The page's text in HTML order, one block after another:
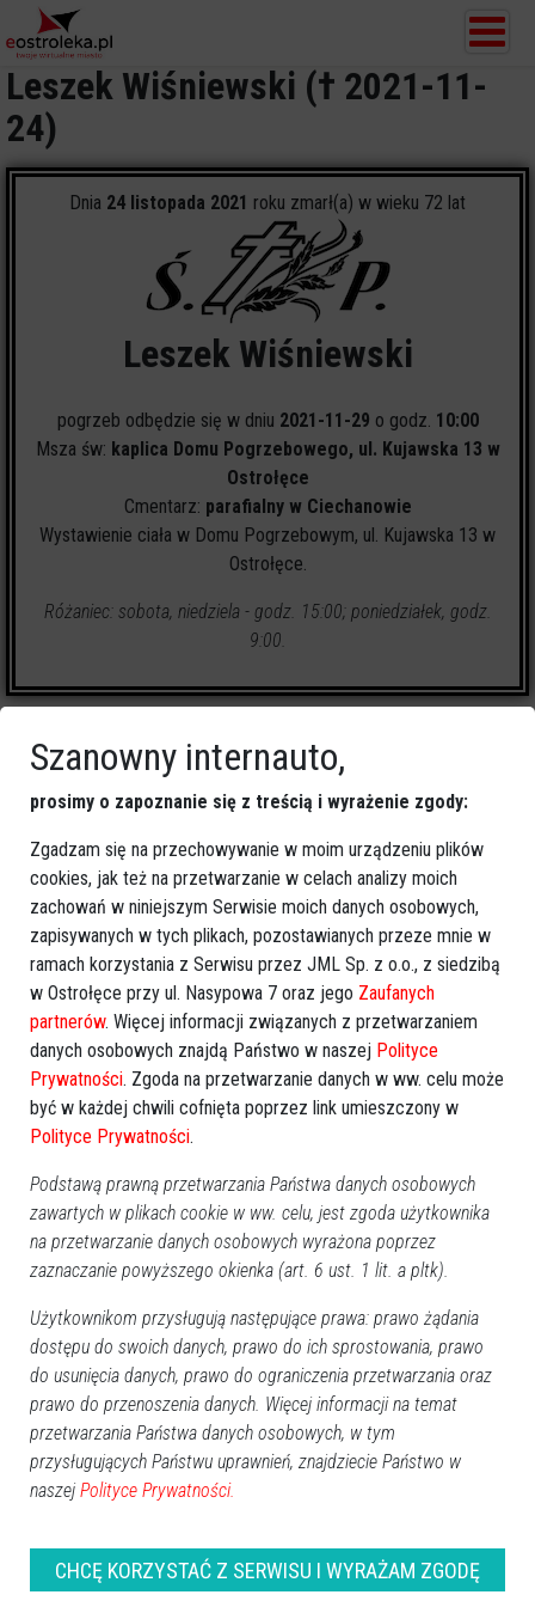
Leszek Wiśniewski († 2021-11-
24)
Dnia 24 listopada 2021 roku zmarł(a) w wieku 72 lat
Leszek Wiśniewski
pogrzeb odbędzie się w dniu 2021-11-29 o godz. 10:00
Msza św: kaplica Domu Pogrzebowego, ul. Kujawska 13 w
Ostrołęce
Cmentarz: parafialny w Ciechanowie
Wystawienie ciała w Domu Pogrzebowym, ul. Kujawska 13 w
Ostrołęce.
Różaniec: sobota, niedziela - godz. 15:00; poniedziałek, godz.
9:00.
🕯Zapal świeczkę ↗Udostępnij
wróć
ROCZNICA ŚMIERCI
Szanowny internauto,
prosimy o zapoznanie się z treścią i wyrażenie zgody:
Zgadzam się na przechowywanie w moim urządzeniu plików
cookies, jak też na przetwarzanie w celach analizy moich
zachowań w niniejszym Serwisie moich danych osobowych,
zapisywanych w tych plikach, pozostawianych przeze mnie w
ramach korzystania z Serwisu przez JML Sp. z o.o., z siedzibą
w Ostrołęce przy ul. Nasypowa 7 oraz jego Zaufanych
partnerów. Więcej informacji związanych z przetwarzaniem
danych osobowych znajdą Państwo w naszej Polityce
Prywatności. Zgoda na przetwarzanie danych w ww. celu może
być w każdej chwili cofnięta poprzez link umieszczony w
Polityce Prywatności.
Podstawą prawną przetwarzania Państwa danych osobowych
zawartych w plikach cookie w ww. celu, jest zgoda użytkownika
na przetwarzanie danych osobowych wyrażona poprzez
zaznaczanie powyższego okienka (art. 6 ust. 1 lit. a pltk).
Użytkownikom przysługują następujące prawa: prawo żądania
dostępu do swoich danych, prawo do ich sprostowania, prawo
do usunięcia danych, prawo do ograniczenia przetwarzania oraz
prawo do przenoszenia danych. Więcej informacji na temat
przetwarzania Państwa danych osobowych, w tym
przysługujących Państwu uprawnień, znajdziecie Państwo w
naszej Polityce Prywatności.
CHCĘ KORZYSTAĆ Z SERWISU I WYRAŻAM ZGODĘ